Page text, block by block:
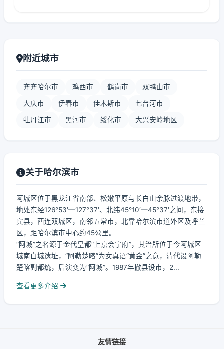
附近城市
齐齐哈尔市 鸡西市 鹤岗市 双鸭山市
大庆市 伊春市 佳木斯市 七台河市
牡丹江市 黑河市 绥化市 大兴安岭地区
关于哈尔滨市
阿城区位于黑龙江省南部、松嫩平原与长白山余脉过渡地带，
地处东经126°53′—127°37′、北纬45°10′—45°37′之间，东接
宾县，西连双城区，南邻五常市，北靠哈尔滨市道外区及呼兰
区，距哈尔滨市中心约45公里。
“阿城”之名源于金代皇都“上京会宁府”，其治所位于今阿城区
城南白城遗址，“阿勒楚喀”为女真语“黄金”之意，清代设阿勒
楚喀副都统，后演变为“阿城”。1987年撤县设市，2...
查看更多介绍
友情链接